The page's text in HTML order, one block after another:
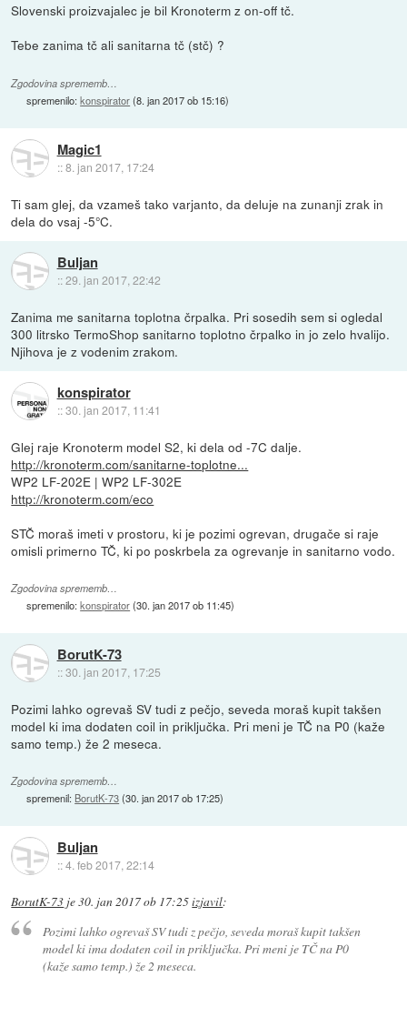
Slovenski proizvajalec je bil Kronoterm z on-off tč.
Tebe zanima tč ali sanitarna tč (stč) ?
Zgodovina sprememb…
spremenilo:konspirator(8. jan 2017 ob 15:16)
Magic1
::8. jan 2017, 17:24
Ti sam glej, da vzameš tako varjanto, da deluje na zunanji zrak in
dela do vsaj -5°C.
Buljan
::29. jan 2017, 22:42
Zanima me sanitarna toplotna črpalka. Pri sosedih sem si ogledal
300 litrsko TermoShop sanitarno toplotno črpalko in jo zelo hvalijo.
Njihova je z vodenim zrakom.
konspirator
::30. jan 2017, 11:41
Glej raje Kronoterm model S2, ki dela od -7C dalje.
http://kronoterm.com/sanitarne-toplotne...
WP2 LF-202E | WP2 LF-302E
http://kronoterm.com/eco
STČ moraš imeti v prostoru, ki je pozimi ogrevan, drugače si raje
omisli primerno TČ, ki po poskrbela za ogrevanje in sanitarno vodo.
Zgodovina sprememb…
spremenilo:konspirator(30. jan 2017 ob 11:45)
BorutK-73
::30. jan 2017, 17:25
Pozimi lahko ogrevaš SV tudi z pečjo, seveda moraš kupit takšen
model ki ima dodaten coil in priključka. Pri meni je TČ na P0 (kaže
samo temp.) že 2 meseca.
Zgodovina sprememb…
spremenil: BorutK-73(30. jan 2017 ob 17:25)
Buljan
::4. feb 2017, 22:14
BorutK-73 je30. jan 2017 ob 17:25izjavil:
Pozimi lahko ogrevaš SV tudi z pečjo, seveda moraš kupit takšen
model ki ima dodaten coil in priključka. Pri meni je TČ na P0
(kaže samo temp.) že 2 meseca.